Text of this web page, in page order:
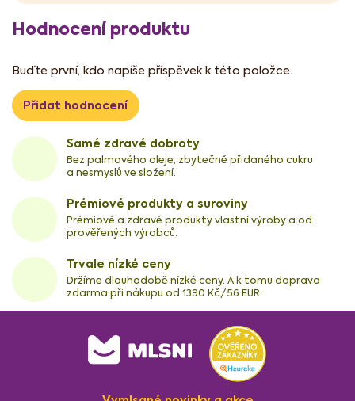
Samé zdravé dobroty
Bez palmového oleje, zbytečně přidaného cukru
a nesmyslů ve složení.
Prémiové produkty a suroviny
Prémiové a zdravé produkty vlastní výroby a od
prověřených výrobců.
Trvale nízké ceny
Držíme dlouhodobě nízké ceny. A k tomu doprava
zdarma při nákupu od 1390 Kč/56 EUR.
Hodnocení produktu
Buďte první, kdo napíše příspěvek k této položce.
Přidat hodnocení